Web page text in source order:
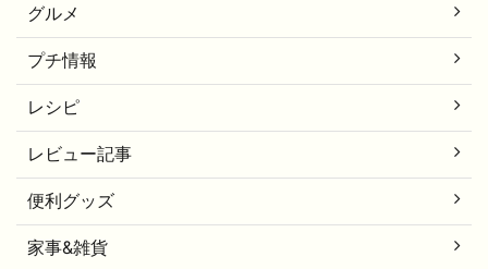
グルメ
プチ情報
レシピ
レビュー記事
便利グッズ
家事&雑貨